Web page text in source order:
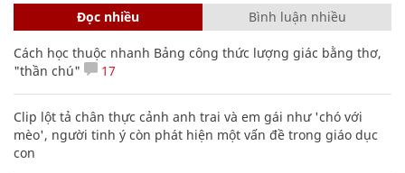
Đọc nhiều Bình luận nhiều
Cách học thuộc nhanh Bảng công thức lượng giác bằng thơ,
"thần chú"
17
Clip lột tả chân thực cảnh anh trai và em gái như 'chó với
mèo', người tinh ý còn phát hiện một vấn đề trong giáo dục
con